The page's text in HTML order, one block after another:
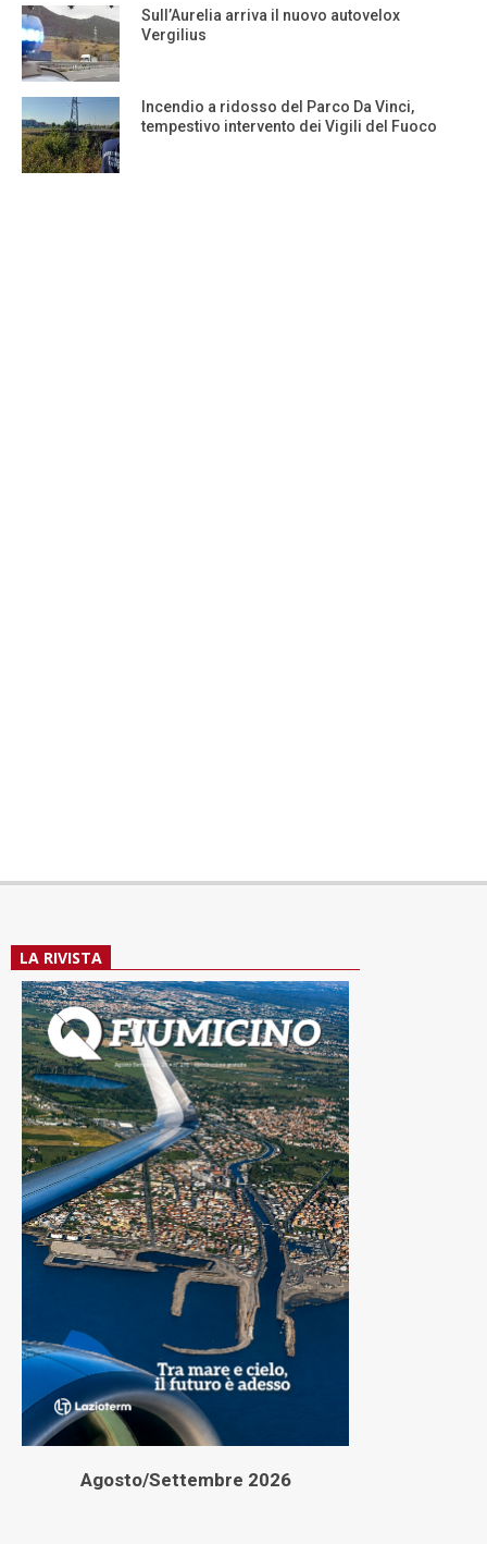
Sull’Aurelia arriva il nuovo autovelox
Vergilius
Incendio a ridosso del Parco Da Vinci,
tempestivo intervento dei Vigili del Fuoco
LA RIVISTA
Agosto/Settembre 2026